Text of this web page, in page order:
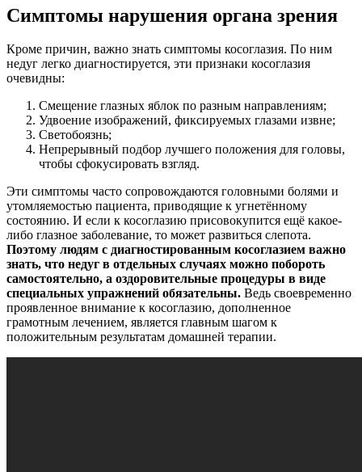
Симптомы нарушения органа зрения
Кроме причин, важно знать симптомы косоглазия. По ним
недуг легко диагностируется, эти признаки косоглазия
очевидны:
Смещение глазных яблок по разным направлениям;
Удвоение изображений, фиксируемых глазами извне;
Светобоязнь;
Непрерывный подбор лучшего положения для головы,
чтобы сфокусировать взгляд.
Эти симптомы часто сопровождаются головными болями и
утомляемостью пациента, приводящие к угнетённому
состоянию. И если к косоглазию присовокупится ещё какое-
либо глазное заболевание, то может развиться слепота.
Поэтому людям с диагностированным косоглазием важно
знать, что недуг в отдельных случаях можно побороть
самостоятельно, а оздоровительные процедуры в виде
специальных упражнений обязательны. Ведь своевременно
проявленное внимание к косоглазию, дополненное
грамотным лечением, является главным шагом к
положительным результатам домашней терапии.